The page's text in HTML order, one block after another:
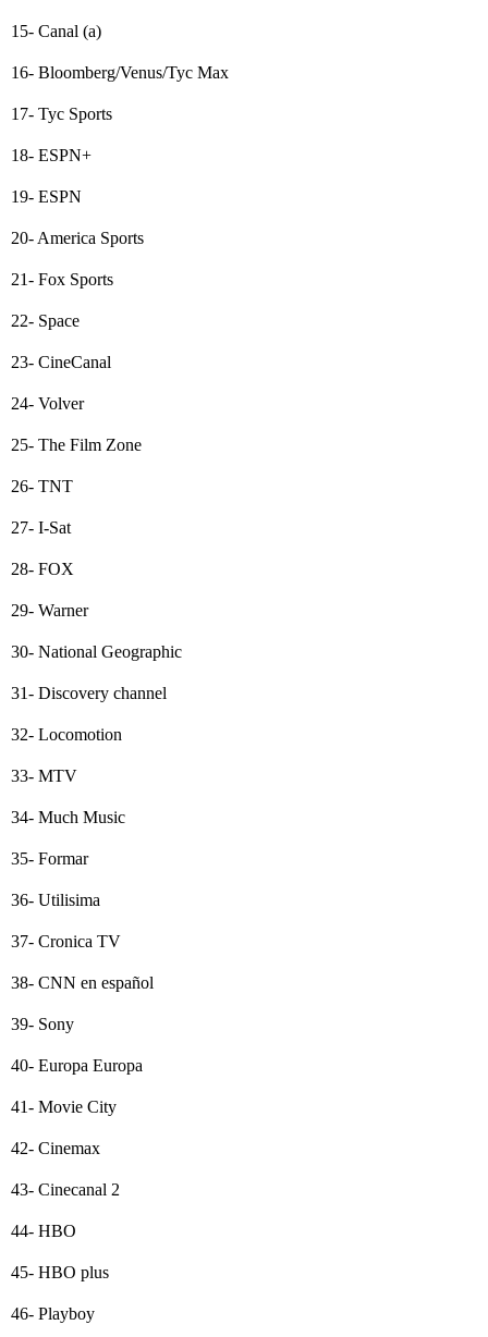
15- Canal (a)
16- Bloomberg/Venus/Tyc Max
17- Tyc Sports
18- ESPN+
19- ESPN
20- America Sports
21- Fox Sports
22- Space
23- CineCanal
24- Volver
25- The Film Zone
26- TNT
27- I-Sat
28- FOX
29- Warner
30- National Geographic
31- Discovery channel
32- Locomotion
33- MTV
34- Much Music
35- Formar
36- Utilisima
37- Cronica TV
38- CNN en español
39- Sony
40- Europa Europa
41- Movie City
42- Cinemax
43- Cinecanal 2
44- HBO
45- HBO plus
46- Playboy